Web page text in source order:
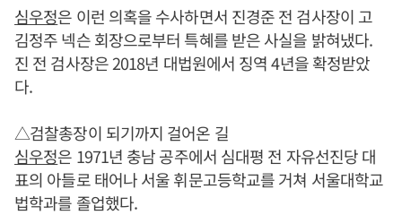
심우정은 이런 의혹을 수사하면서 진경준 전 검사장이 고
김정주 넥슨 회장으로부터 특혜를 받은 사실을 밝혀냈다.
진 전 검사장은 2018년 대법원에서 징역 4년을 확정받았
다.
△검찰총장이 되기까지 걸어온 길
심우정은 1971년 충남 공주에서 심대평 전 자유선진당 대
표의 아들로 태어나 서울 휘문고등학교를 거쳐 서울대학교
법학과를 졸업했다.